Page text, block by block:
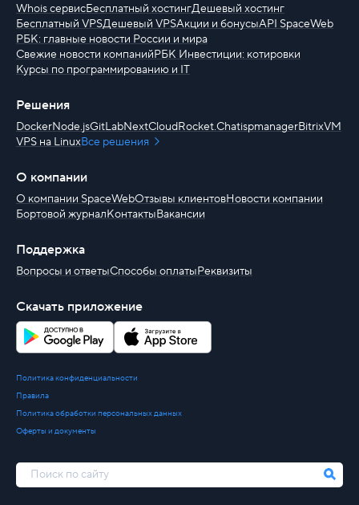
Whois сервисБесплатный хостингДешевый хостинг
Бесплатный VPSДешевый VPSАкции и бонусыAPI SpaceWeb
РБК: главные новости России и мира
Свежие новости компанийРБК Инвестиции: котировки
Курсы по программированию и IT
Решения
DockerNode.jsGitLabNextCloudRocket.ChatispmanagerBitrixVM
VPS на LinuxВсе решения
О компании
О компании SpaceWebОтзывы клиентовНовости компании
Бортовой журналКонтактыВакансии
Поддержка
Вопросы и ответыСпособы оплатыРеквизиты
Скачать приложение
Политика конфиденциальности
Правила
Политика обработки персональных данных
Оферты и документы